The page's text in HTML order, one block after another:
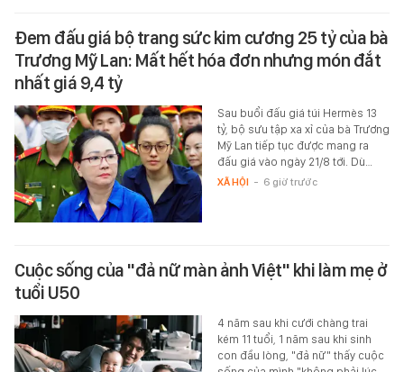
Đem đấu giá bộ trang sức kim cương 25 tỷ của bà
Trương Mỹ Lan: Mất hết hóa đơn nhưng món đắt
nhất giá 9,4 tỷ
Sau buổi đấu giá túi Hermès 13
tỷ, bộ sưu tập xa xỉ của bà Trương
Mỹ Lan tiếp tục được mang ra
đấu giá vào ngày 21/8 tới. Dù…
XÃ HỘI - 6 giờ trước
Cuộc sống của "đả nữ màn ảnh Việt" khi làm mẹ ở
tuổi U50
4 năm sau khi cưới chàng trai
kém 11 tuổi, 1 năm sau khi sinh
con đầu lòng, "đả nữ" thấy cuộc